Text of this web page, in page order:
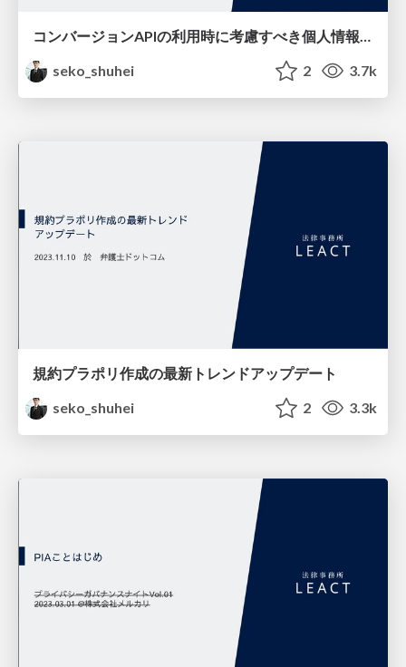
seko_shuhei
2 3.7k
規約プラポリ作成の最新トレンドアップデート
seko_shuhei
2 3.3k